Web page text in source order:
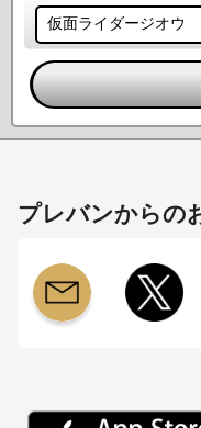
プレバンからの